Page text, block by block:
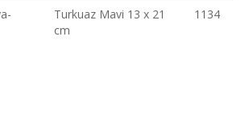
Turkuaz Mavi 13 x 21
cm
1134